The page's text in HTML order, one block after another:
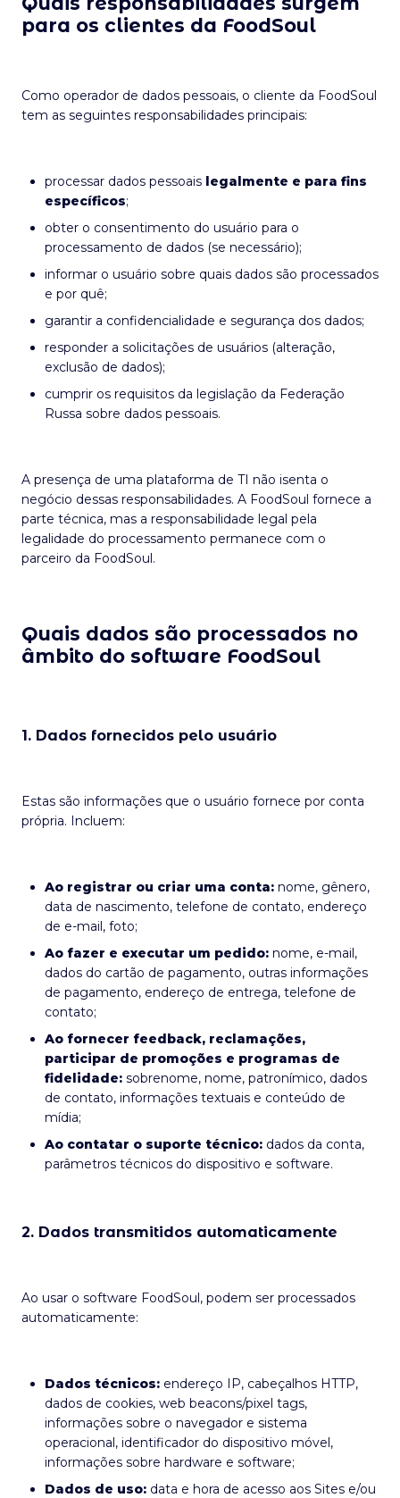
para os clientes da FoodSoul
Como operador de dados pessoais, o cliente da FoodSoul
tem as seguintes responsabilidades principais:
processar dados pessoais legalmente e para fins
específicos;
obter o consentimento do usuário para o
processamento de dados (se necessário);
informar o usuário sobre quais dados são processados
e por quê;
garantir a confidencialidade e segurança dos dados;
responder a solicitações de usuários (alteração,
exclusão de dados);
cumprir os requisitos da legislação da Federação
Russa sobre dados pessoais.
A presença de uma plataforma de TI não isenta o
negócio dessas responsabilidades. A FoodSoul fornece a
parte técnica, mas a responsabilidade legal pela
legalidade do processamento permanece com o
parceiro da FoodSoul.
Quais dados são processados no
âmbito do software FoodSoul
1. Dados fornecidos pelo usuário
Estas são informações que o usuário fornece por conta
própria. Incluem:
Ao registrar ou criar uma conta: nome, gênero,
data de nascimento, telefone de contato, endereço
de e-mail, foto;
Ao fazer e executar um pedido: nome, e-mail,
dados do cartão de pagamento, outras informações
de pagamento, endereço de entrega, telefone de
contato;
Ao fornecer feedback, reclamações,
participar de promoções e programas de
fidelidade: sobrenome, nome, patronímico, dados
de contato, informações textuais e conteúdo de
mídia;
Ao contatar o suporte técnico: dados da conta,
parâmetros técnicos do dispositivo e software.
2. Dados transmitidos automaticamente
Ao usar o software FoodSoul, podem ser processados
automaticamente:
Dados técnicos: endereço IP, cabeçalhos HTTP,
dados de cookies, web beacons/pixel tags,
informações sobre o navegador e sistema
operacional, identificador do dispositivo móvel,
informações sobre hardware e software;
Dados de uso: data e hora de acesso aos Sites e/ou